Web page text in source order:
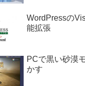
WordPressの
能拡張
PCで黒い砂漠
かす